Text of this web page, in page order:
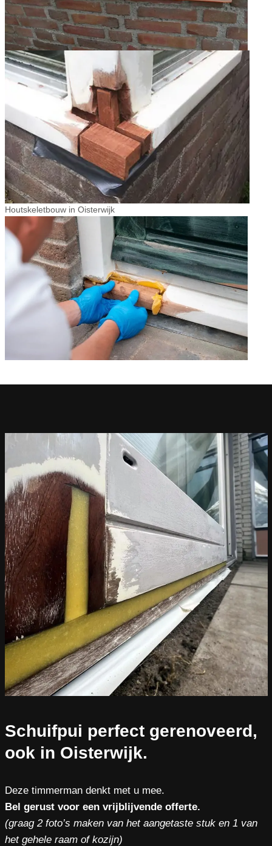
Houtskeletbouw in Oisterwijk
Schuifpui perfect gerenoveerd,
ook in Oisterwijk.
Deze timmerman denkt met u mee.
Bel gerust voor een vrijblijvende offerte.
(graag 2 foto’s maken van het aangetaste stuk en 1 van
het gehele raam of kozijn)